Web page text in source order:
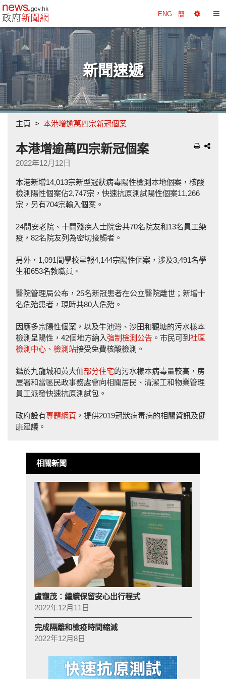
政府新聞網主頁 ENG 簡
擇
工
具
換
錄
新聞速遞
主頁 本港增逾萬四宗新冠個案
本港增逾萬四宗新冠個案
2022年12月12日
本港新增14,013宗新型冠狀病毒陽性檢測本地個案，核酸
檢測陽性個案佔2,747宗，快速抗原測試陽性個案11,266
宗，另有704宗輸入個案。
24間安老院、十間殘疾人士院舍共70名院友和13名員工染
疫，82名院友列為密切接觸者。
另外，1,091間學校呈報4,144宗陽性個案，涉及3,491名學
生和653名教職員。
醫院管理局公布，25名新冠患者在公立醫院離世；新增十
名危殆患者，現時共80人危殆。
因應多宗陽性個案，以及牛池灣、沙田和觀塘的污水樣本
檢測呈陽性，42個地方納入強制檢測公告 。市民可到 社區
檢測中心、檢測站接受免費核酸檢測。
鑑於九龍城和黃大仙部分住宅的污水樣本病毒量較高，房
屋署和當區民政事務處會向相關居民、清潔工和物業管理
員工派發快速抗原測試包。
政府設有專題網頁 ，提供2019冠狀病毒病的相關資訊及健
康建議。
相關新聞
盧寵茂：繼續保留安心出行程式
2022年12月11日
完成隔離和檢疫時間縮減
2022年12月8日